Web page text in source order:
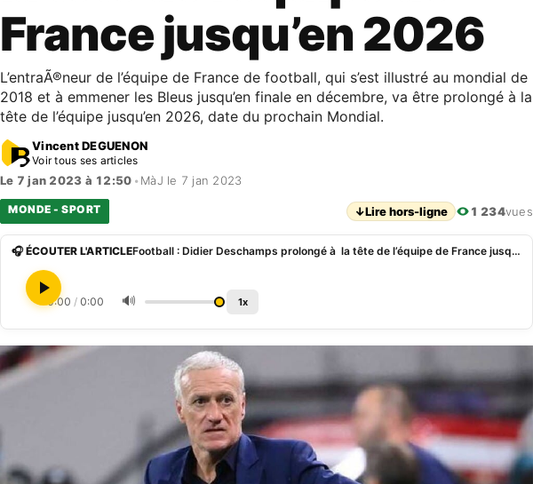
France jusqu’en 2026
L’entraÃ®neur de l’équipe de France de football, qui s’est illustré au mondial de
2018 et à emmener les Bleus jusqu’en finale en décembre, va être prolongé à la
tête de l’équipe jusqu’en 2026, date du prochain Mondial.
Vincent DEGUENON
Voir tous ses articles
Le 7 jan 2023 à 12:50 • MàJ le 7 jan 2023
MONDE - SPORT ↓Lire hors-ligne 1 234vues
🎧 ÉCOUTER L'ARTICLE Football : Didier Deschamps prolongé à la tête de l’équipe de France jusqu’en 2026
0:00 / 0:00 🔊 1x